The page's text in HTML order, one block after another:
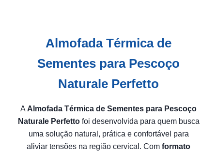
Almofada Térmica de
Sementes para Pescoço
Naturale Perfetto
A Almofada Térmica de Sementes para Pescoço
Naturale Perfettofoi desenvolvida para quem busca
uma solução natural, prática e confortável para
aliviar tensões na região cervical. Com formato